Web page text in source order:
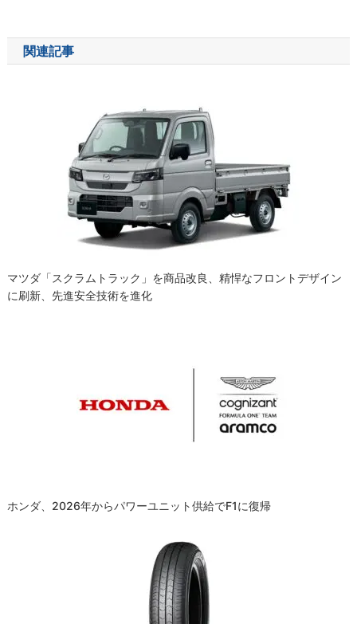
ナ
ビ
関連記事
マツダ「スクラムトラック」を商品改良、精悍なフロントデザイン
に刷新、先進安全技術を進化
ホンダ、2026年からパワーユニット供給でF1に復帰